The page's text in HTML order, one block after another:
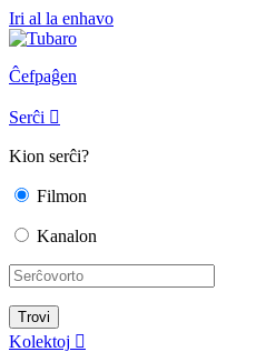
Iri al la enhavo
Ĉefpaĝen
Serĉi 
Kion serĉi?
Filmon
Kanalon
Kolektoj 